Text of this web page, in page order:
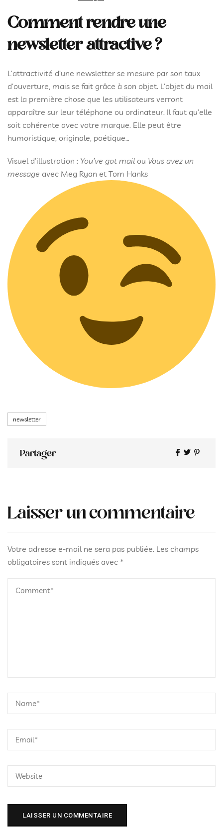
Comment rendre une
newsletter attractive ?
L’attractivité d’une newsletter se mesure par son taux
d’ouverture, mais se fait grâce à son objet. L’objet du mail
est la première chose que les utilisateurs verront
apparaître sur leur téléphone ou ordinateur. Il faut qu’elle
soit cohérente avec votre marque. Elle peut être
humoristique, originale, poétique…
Visuel d’illustration : You’ve got mail ou Vous avez un
message avec Meg Ryan et Tom Hanks
Tags
newsletter
Share
Partager
Laisser un commentaire
Votre adresse e-mail ne sera pas publiée. Les champs
obligatoires sont indiqués avec *